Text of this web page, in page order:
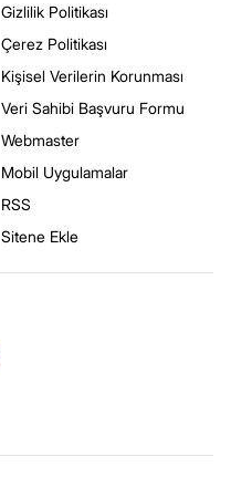
Gizlilik Politikası
Çerez Politikası
Kişisel Verilerin Korunması
Veri Sahibi Başvuru Formu
Webmaster
Mobil Uygulamalar
RSS
Sitene Ekle